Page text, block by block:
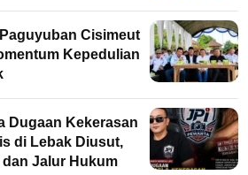
Cisimeut
Kepedulian
Dugaan Kekerasan
di Lebak Diusut,
Jalur Hukum